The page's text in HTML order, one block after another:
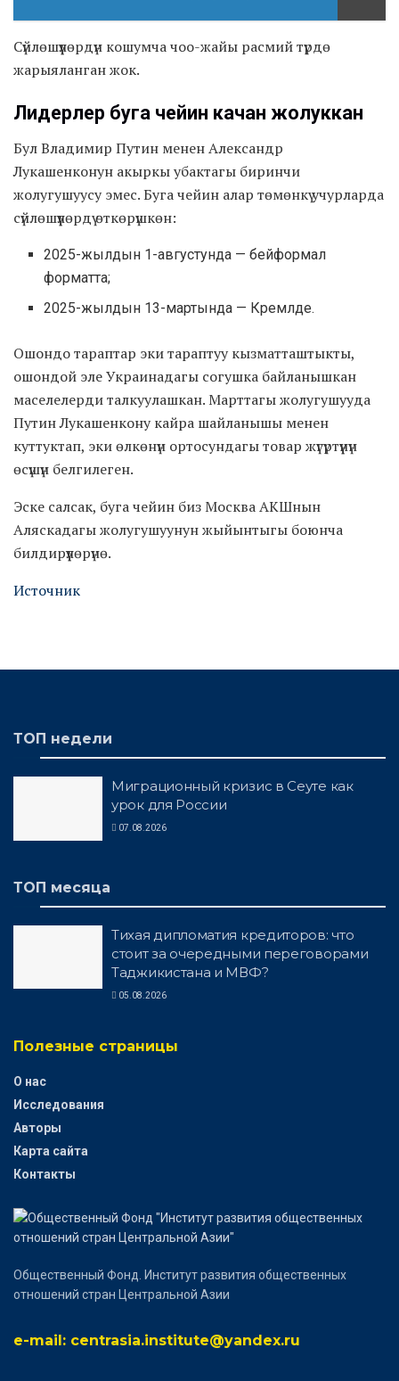
Сүйлөшүүлөрдүн кошумча чоо-жайы расмий түрдө
жарыяланган жок.
Лидерлер буга чейин качан жолуккан
Бул Владимир Путин менен Александр
Лукашенконун акыркы убактагы биринчи
жолугушуусу эмес. Буга чейин алар төмөнкү учурларда
сүйлөшүүлөрдү өткөрүшкөн:
2025-жылдын 1-августунда — бейформал
форматта;
2025-жылдын 13-мартында — Кремлде.
Ошондо тараптар эки тараптуу кызматташтыкты,
ошондой эле Украинадагы согушка байланышкан
маселелерди талкуулашкан. Марттагы жолугушууда
Путин Лукашенкону кайра шайланышы менен
куттуктап, эки өлкөнүн ортосундагы товар жүгүртүүнүн
өсүшүн белгилеген.
Эске салсак, буга чейин биз Москва АКШнын
Аляскадагы жолугушуунун жыйынтыгы боюнча
билдирүүлөрүнө.
Источник
ТОП недели
Миграционный кризис в Сеуте как
урок для России
07.08.2026
ТОП месяца
Тихая дипломатия кредиторов: что
стоит за очередными переговорами
Таджикистана и МВФ?
05.08.2026
Полезные страницы
О нас
Исследования
Авторы
Карта сайта
Контакты
Общественный Фонд. Институт развития общественных
отношений стран Центральной Азии
e-mail: centrasia.institute@yandex.ru